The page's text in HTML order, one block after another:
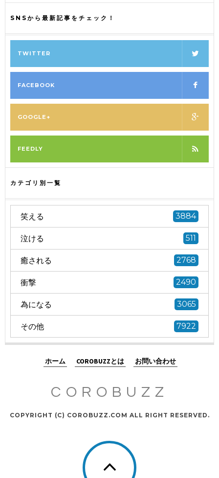
SNSから最新記事をチェック！
TWITTER
FACEBOOK
GOOGLE+
FEEDLY
カテゴリ別一覧
笑える 3884
泣ける 511
癒される 2768
衝撃 2490
為になる 3065
その他 7922
ホーム COROBUZZとは お問い合わせ
COROBUZZ
COPYRIGHT (C) COROBUZZ.COM ALL RIGHT RESERVED.